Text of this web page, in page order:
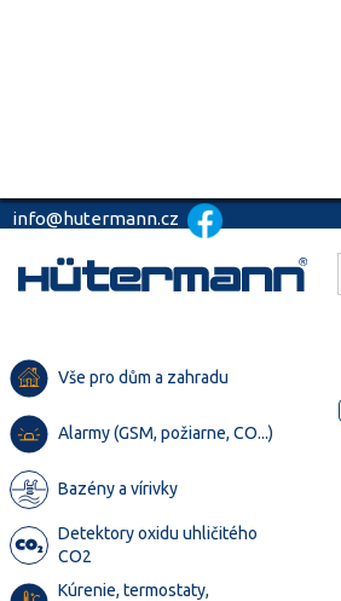
info@hutermann.cz
Vše pro dům a zahradu
Alarmy (GSM, požiarne, CO...)
Bazény a vírivky
Detektory oxidu uhličitého
CO2
Kúrenie, termostaty,